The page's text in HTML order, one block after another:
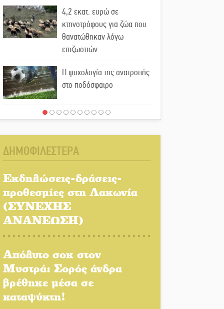
4,2 εκατ. ευρώ σε
κτηνοτρόφους για ζώα που
θανατώθηκαν λόγω
επιζωοτιών
Η ψυχολογία της ανατροπής
στο ποδόσφαιρο
Ένα «ταξίδι» τέχνης και
Τα Λαγκάδια κρατούν
πέτρας
Στους ρυθμούς της
Ελεωνόρας Ζουγανέλη το
Πλούσιο πολιτιστικό
πρόγραμμα δίνει «χρώμα»
στον Αύγουστο του Λαχίου
Χασισοφυτεία στην
ΔΗΜΟΦΙΛΕΣΤΕΡΑ
Εκδηλώσεις-δράσεις-
προθεσμίες στη Λακωνία
(ΣΥΝΕΧΗΣ
ΑΝΑΝΕΩΣΗ)
Απόλυτο σοκ στον
Μυστρά: Σορός άνδρα
βρέθηκε μέσα σε
καταψύκτη!